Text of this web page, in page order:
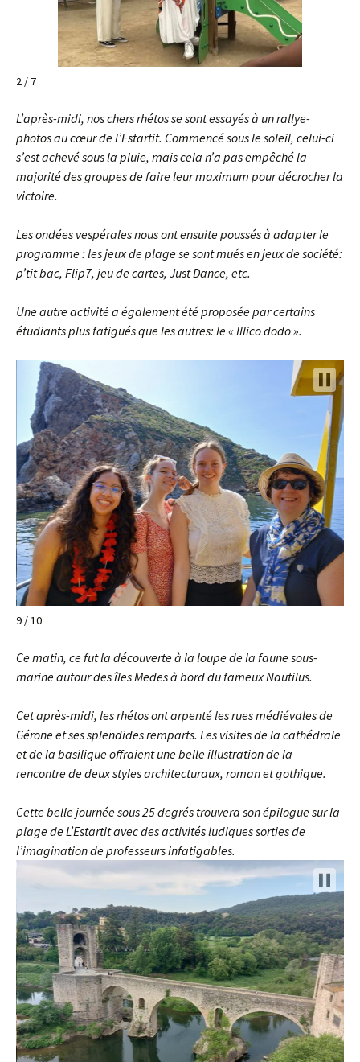
2 / 7
L’après-midi, nos chers rhétos se sont essayés à un rallye-
photos au cœur de l’Estartit. Commencé sous le soleil, celui-ci
s’est achevé sous la pluie, mais cela n’a pas empêché la
majorité des groupes de faire leur maximum pour décrocher la
victoire.
Les ondées vespérales nous ont ensuite poussés à adapter le
programme : les jeux de plage se sont mués en jeux de société:
p’tit bac, Flip7, jeu de cartes, Just Dance, etc.
Une autre activité a également été proposée par certains
étudiants plus fatigués que les autres: le « Illico dodo ».
9 / 10
Ce matin, ce fut la découverte à la loupe de la faune sous-
marine autour des îles Medes à bord du fameux Nautilus.
Cet après-midi, les rhétos ont arpenté les rues médiévales de
Gérone et ses splendides remparts. Les visites de la cathédrale
et de la basilique offraient une belle illustration de la
rencontre de deux styles architecturaux, roman et gothique.
Cette belle journée sous 25 degrés trouvera son épilogue sur la
plage de L’Estartit avec des activités ludiques sorties de
l’imagination de professeurs infatigables.